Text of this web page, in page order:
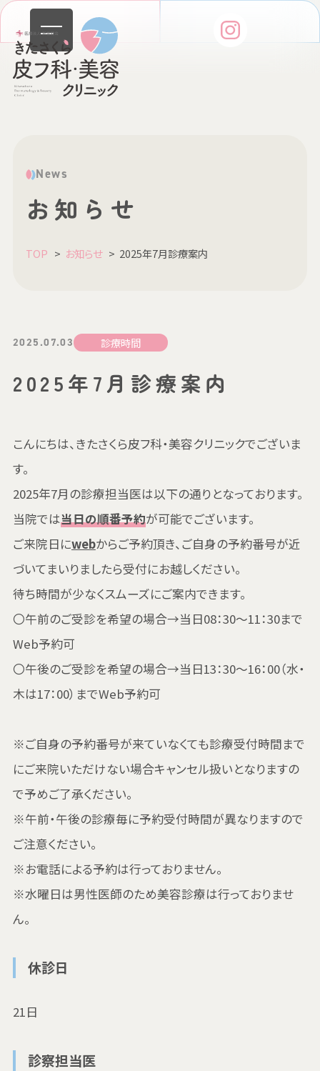
WEB予約はこちら 診療受付時間・アクセス
News
お知らせ
TOP お知らせ 2025年7月診療案内
2025.07.03 診療時間
2025年7月診療案内
こんにちは、きたさくら皮フ科・美容クリニックでございま
す。
2025年7月の診療担当医は以下の通りとなっております。
当院では当日の順番予約が可能でございます。
ご来院日にwebからご予約頂き、ご自身の予約番号が近
づいてまいりましたら受付にお越しください。
待ち時間が少なくスムーズにご案内できます。
〇午前のご受診を希望の場合→当日08：30～11：30まで
Web予約可
〇午後のご受診を希望の場合→当日13：30～16：00（水・
木は17：00）までWeb予約可
※ご自身の予約番号が来ていなくても診療受付時間まで
にご来院いただけない場合キャンセル扱いとなりますの
で予めご了承ください。
※午前・午後の診療毎に予約受付時間が異なりますので
ご注意ください。
※お電話による予約は行っておりません。
※水曜日は男性医師のため美容診療は行っておりませ
ん。
休診日
21日
診察担当医